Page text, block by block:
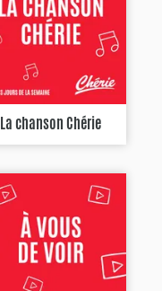
La chanson Chérie